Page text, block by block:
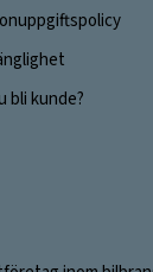
bli kunde?